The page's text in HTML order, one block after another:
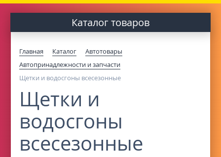
Каталог товаров
Главная Каталог
Автотовары
Автопринадлежности и запчасти
Щетки и водосгоны всесезонные
Щетки и
водосгоны
всесезонные